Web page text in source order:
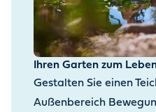
Ihren Garten zum
Gestalten Sie einen
Außenbereich